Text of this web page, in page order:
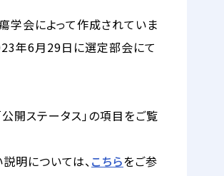
学会によって作成されていま
年6月29日に選定部会にて
開ステータス」の項目をご覧
明については、 こちらをご参